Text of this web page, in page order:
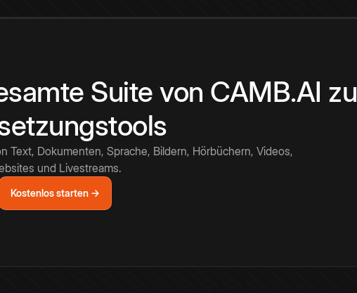
Suite von CAMB.AI zu
Text, Dokumenten, Sprache, Bildern, Hörbüchern, Videos,
und Livestreams.
Kostenlos starten →